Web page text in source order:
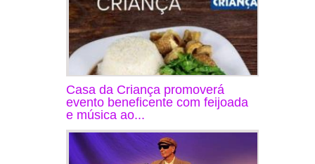
Casa da Criança promoverá
evento beneficente com feijoada
e música ao...